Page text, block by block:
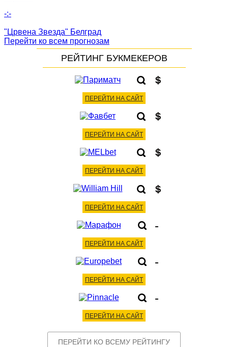
-:-
"Црвена Звезда" Белград
Перейти ко всем прогнозам
РЕЙТИНГ БУКМЕКЕРОВ
ПЕРЕЙТИ НА САЙТ
ПЕРЕЙТИ НА САЙТ
ПЕРЕЙТИ НА САЙТ
ПЕРЕЙТИ НА САЙТ
-
ПЕРЕЙТИ НА САЙТ
-
ПЕРЕЙТИ НА САЙТ
-
ПЕРЕЙТИ НА САЙТ
ПЕРЕЙТИ КО ВСЕМУ РЕЙТИНГУ